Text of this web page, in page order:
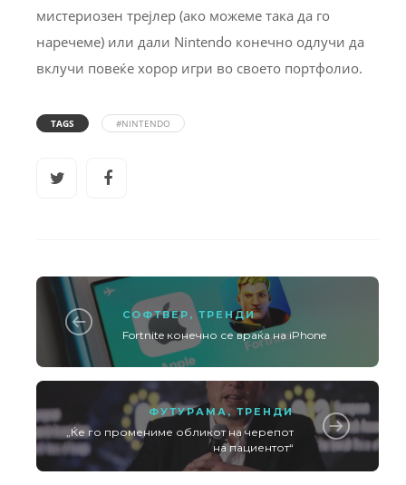
мистериозен трејлер (ако можеме така да го
наречеме) или дали Nintendo конечно одлучи да
вклучи повеќе хорор игри во своето портфолио.
TAGS #NINTENDO
СОФТВЕР ,ТРЕНДИ
Fortnite конечно се враќа на iPhone
ФУТУРАМА , ТРЕНДИ
„Ќе го промениме обликот на черепот
на пациентот“